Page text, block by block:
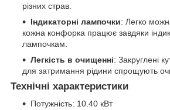
різних страв.
Індикаторні лампочки: Легко
кожна конфорка працює завдяки
лампочкам.
Легкість в очищенні: Закруглені
для затримання рідини спрощують
Технічні характеристики
Потужність: 10.40 кВт